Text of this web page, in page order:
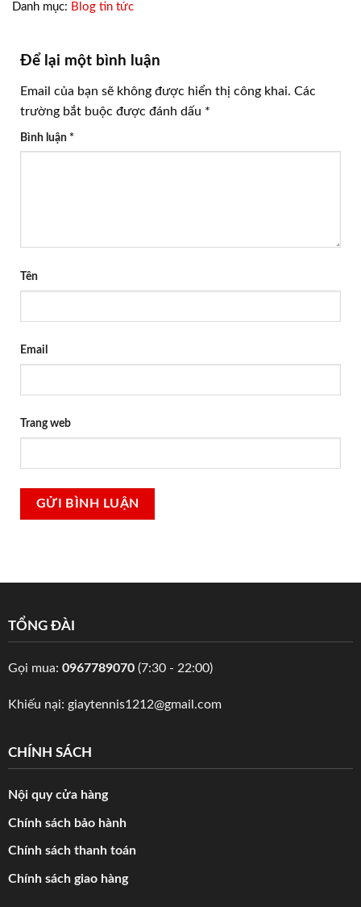
Danh mục: Blog tin tức
Để lại một bình luận
Email của bạn sẽ không được hiển thị công khai. Các
trường bắt buộc được đánh dấu *
Bình luận *
Tên
Email
Trang web
TỔNG ĐÀI
Gọi mua: 0967789070(7:30 - 22:00)
Khiếu nại: giaytennis1212@gmail.com
CHÍNH SÁCH
Nội quy cửa hàng
Chính sách bảo hành
Chính sách thanh toán
Chính sách giao hàng